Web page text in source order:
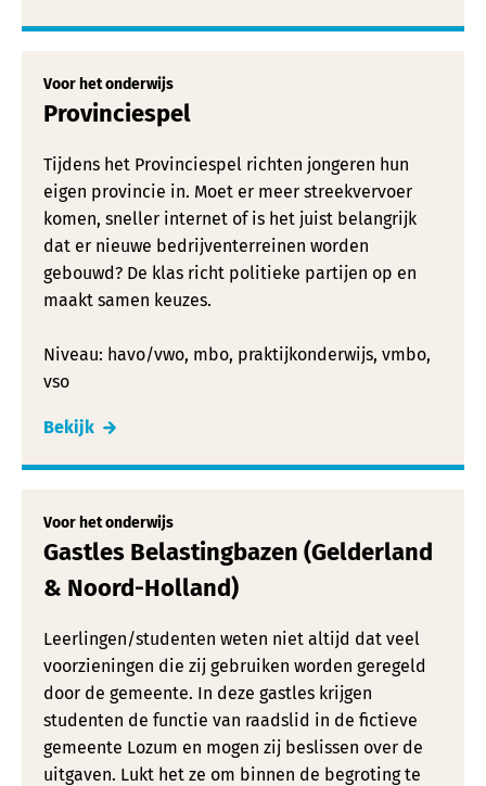
Voor het onderwijs
Provinciespel
Tijdens het Provinciespel richten jongeren hun
eigen provincie in. Moet er meer streekvervoer
komen, sneller internet of is het juist belangrijk
dat er nieuwe bedrijventerreinen worden
gebouwd? De klas richt politieke partijen op en
maakt samen keuzes.
Niveau: havo/vwo, mbo, praktijkonderwijs, vmbo,
vso
Bekijk
Voor het onderwijs
Gastles Belastingbazen (Gelderland
& Noord-Holland)
Leerlingen/studenten weten niet altijd dat veel
voorzieningen die zij gebruiken worden geregeld
door de gemeente. In deze gastles krijgen
studenten de functie van raadslid in de fictieve
gemeente Lozum en mogen zij beslissen over de
uitgaven. Lukt het ze om binnen de begroting te